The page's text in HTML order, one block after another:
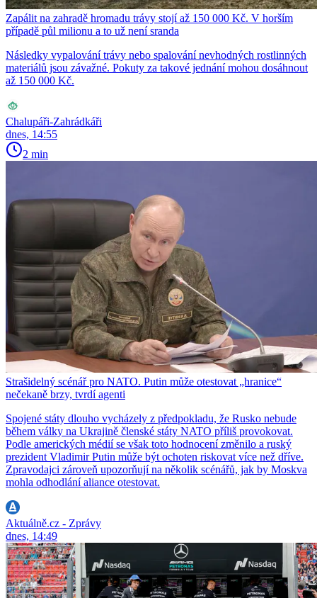
Zapálit na zahradě hromadu trávy stojí až 150 000 Kč. V horším
případě půl milionu a to už není sranda
Následky vypalování trávy nebo spalování nevhodných rostlinných
materiálů jsou závažné. Pokuty za takové jednání mohou dosáhnout
až 150 000 Kč.
Chalupáři-Zahrádkáři
dnes, 14:55
2 min
Strašidelný scénář pro NATO. Putin může otestovat „hranice“
nečekaně brzy, tvrdí agenti
Spojené státy dlouho vycházely z předpokladu, že Rusko nebude
během války na Ukrajině členské státy NATO příliš provokovat.
Podle amerických médií se však toto hodnocení změnilo a ruský
prezident Vladimir Putin může být ochoten riskovat více než dříve.
Zpravodajci zároveň upozorňují na několik scénářů, jak by Moskva
mohla odhodlání aliance otestovat.
Aktuálně.cz - Zprávy
dnes, 14:49